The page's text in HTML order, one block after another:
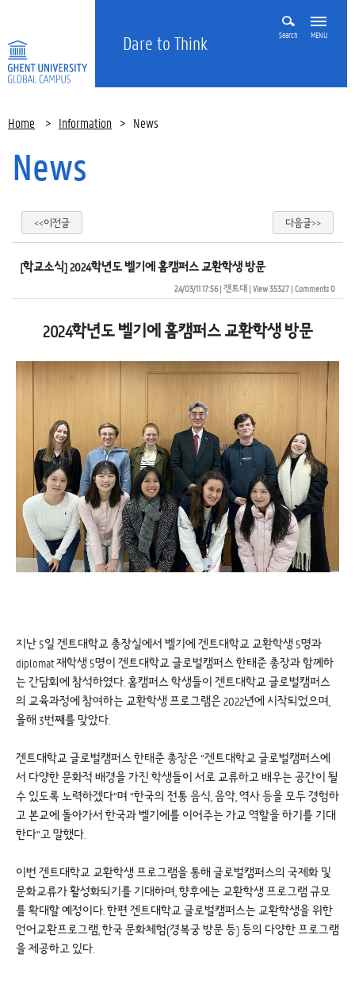
Dare to Think Search MENU
Home > Information > News
News
<<이전글 다음글>>
[학교소식] 2024학년도 벨기에 홈캠퍼스 교환학생 방문
24/03/11 17:56| 겐트대| View 35327| Comments 0
2024학년도 벨기에 홈캠퍼스 교환학생 방문
지난 5일 겐트대학교 총장실에서 벨기에 겐트대학교 교환학생 5명과
diplomat 재학생 5명이 겐트대학교 글로벌캠퍼스 한태준 총장과 함께하
는 간담회에 참석하였다. 홈캠퍼스 학생들이 겐트대학교 글로벌캠퍼스
의 교육과정에 참여하는 교환학생 프로그램은 2022년에 시작되었으며,
올해 3번째를 맞았다.
겐트대학교 글로벌캠퍼스 한태준 총장은 “겐트대학교 글로벌캠퍼스에
서 다양한 문화적 배경을 가진 학생들이 서로 교류하고 배우는 공간이 될
수 있도록 노력하겠다”며 “한국의 전통 음식, 음악, 역사 등을 모두 경험하
고 본교에 돌아가서 한국과 벨기에를 이어주는 가교 역할을 하기를 기대
한다”고 말했다.
이번 겐트대학교 교환학생 프로그램을 통해 글로벌캠퍼스의 국제화 및
문화교류가 활성화되기를 기대하며, 향후에는 교환학생 프로그램 규모
를 확대할 예정이다. 한편 겐트대학교 글로벌캠퍼스는 교환학생을 위한
언어교환프로그램, 한국 문화체험(경복궁 방문 등) 등의 다양한 프로그램
을 제공하고 있다.